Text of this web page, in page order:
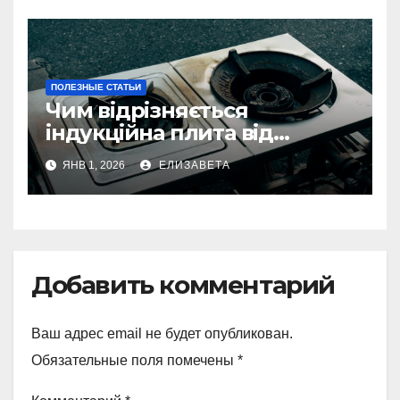
ПОЛЕЗНЫЕ СТАТЬИ
Чим відрізняється
індукційна плита від
електричної: переваги та
недоліки
ЯНВ 1, 2026 ЕЛИЗАВЕТА
Добавить комментарий
Ваш адрес email не будет опубликован.
Обязательные поля помечены *